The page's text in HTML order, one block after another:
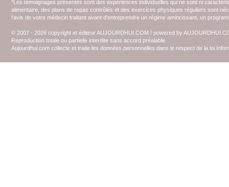
*Les témoignages présentés sont des expériences individuelles qui ne sont ni
alimentaire, des plans de repas contrôlés et des exercices physiques réguliers sont
l'avis de votre médecin traitant avant d'entreprendre un régime amincissant, un
© 2007 - 2026 copyright et éditeur AUJOURDHUI.COM / powered by
Reproduction totale ou partielle interdite sans accord préalable.
Aujourdhui.com collecte et traite les données personnelles dans le respect de la loi